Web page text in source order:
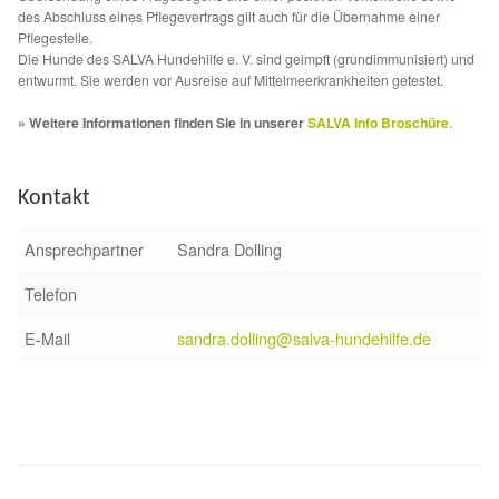
Sicherheitsgeschirr
Mittelmeerkrankheiten
Qualzucht bei Hunden
Zwingerhusten
des Abschluss eines Pflegevertrags gilt auch für die Übernahme einer
Pflegestelle.
Die Hunde des SALVA Hundehilfe e. V. sind geimpft (grundimmunisiert) und
entwurmt. Sie werden vor Ausreise auf Mittelmeerkrankheiten getestet.
» Weitere Informationen finden Sie in unsererSALVA Info Broschüre.
Kontakt
Ansprechpartner
Sandra Dolling
Telefon
E-Mail
sandra.dolling@salva-hundehilfe.de